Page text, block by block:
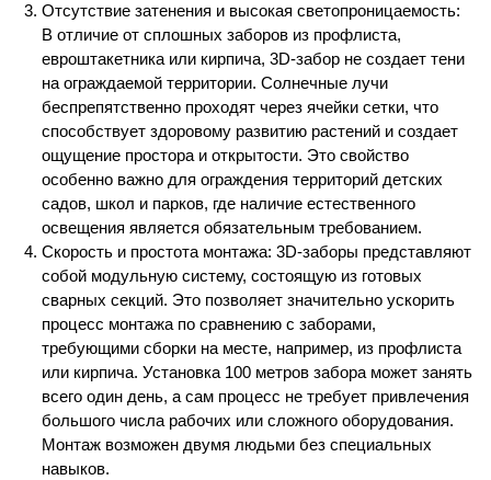
Отсутствие затенения и высокая светопроницаемость:
В отличие от сплошных заборов из профлиста,
евроштакетника или кирпича, 3D-забор не создает тени
на ограждаемой территории. Солнечные лучи
беспрепятственно проходят через ячейки сетки, что
способствует здоровому развитию растений и создает
ощущение простора и открытости. Это свойство
особенно важно для ограждения территорий детских
садов, школ и парков, где наличие естественного
освещения является обязательным требованием.
Скорость и простота монтажа: 3D-заборы представляют
собой модульную систему, состоящую из готовых
сварных секций. Это позволяет значительно ускорить
процесс монтажа по сравнению с заборами,
требующими сборки на месте, например, из профлиста
или кирпича. Установка 100 метров забора может занять
всего один день, а сам процесс не требует привлечения
большого числа рабочих или сложного оборудования.
Монтаж возможен двумя людьми без специальных
навыков.